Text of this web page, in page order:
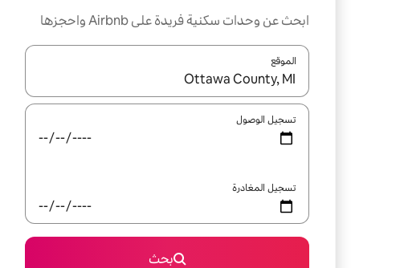
ابحث عن وحدات سكنية فريدة على Airbnb واحجزها
الموقع
عند توفر النتائج، انتقل باستخدام السهمين لأعلى ولأسفل أو
تسجيل الوصول
تسجيل المغادرة
بحث